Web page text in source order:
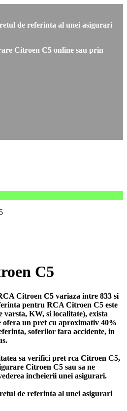
de referinta al unei asigurari
Citroen C5 online sau prin
C5
Citroen C5 variaza intre 833 si
pentru RCA Citroen C5 este
varsta, KW, si localitate), exista
ofera un pret cu aproximativ 40%
soferilor fara accidente, in
sa verifici pret rca Citroen C5,
Citroen C5 sau sa ne
incheierii unei asigurari.
de referinta al unei asigurari